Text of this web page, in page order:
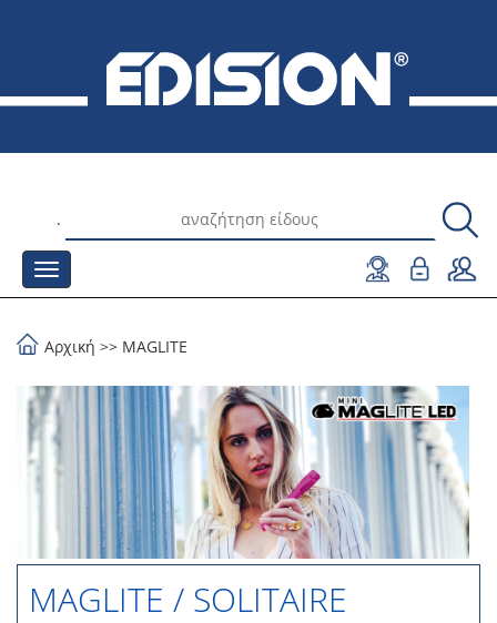
.
Αρχική >> MAGLITE
MAGLITE / SOLITAIRE